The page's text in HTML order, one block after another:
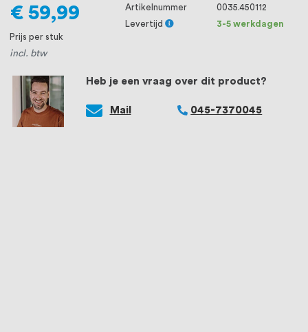
Heb je een vraag over dit product?
Mail 045-7370045
€ 59,99
Prijs per stuk
incl. btw
Artikelnummer
0035.450112
Levertijd
3-5 werkdagen